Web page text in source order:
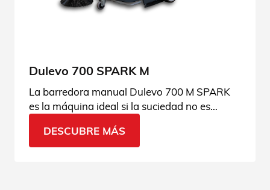
Dulevo 700 SPARK M
La barredora manual Dulevo 700 M SPARK
es la máquina ideal si la suciedad no es
es limitado. Consulta las especificaciones
técnicas.
DESCUBRE MÁS